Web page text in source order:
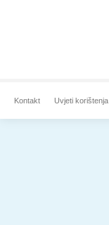
Kontakt Uvjeti korištenja